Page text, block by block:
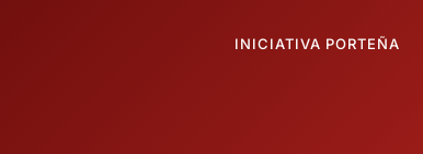
INICIATIVA PORTEÑA